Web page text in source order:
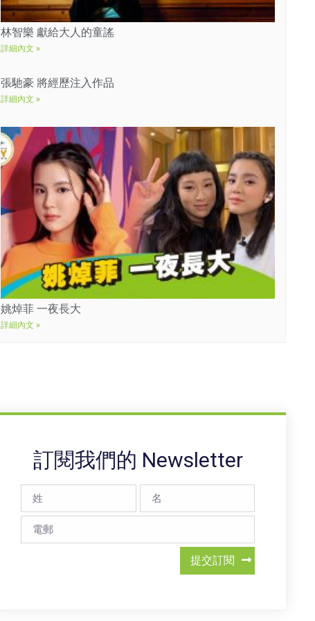
林智樂 獻給大人的童謠
詳細內文 »
張馳豪 將經歷注入作品
詳細內文 »
姚焯菲 一夜長大
詳細內文 »
訂閱我們的 Newsletter
提交訂閱